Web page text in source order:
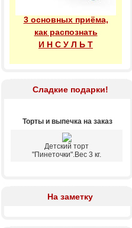
3 основных приёма,
как распознать
И Н С У Л Ь Т
Сладкие подарки!
Торты и выпечка на заказ
Детский торт
"Пинеточки".Вес 3 кг.
На заметку